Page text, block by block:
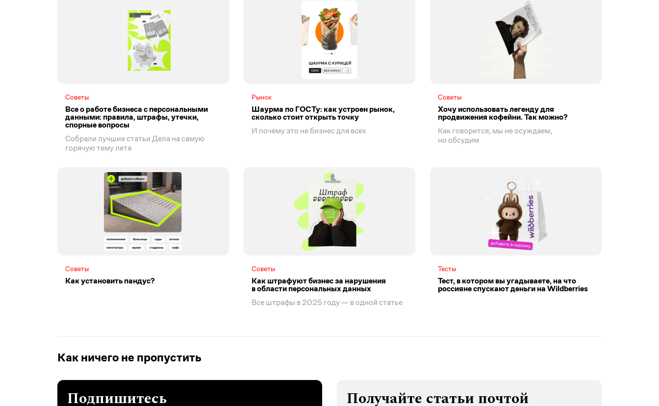
Советы
Все о работе бизнеса с персональными
данными: правила, штрафы, утечки,
спорные вопросы
Собрали лучшие статьи Дела на самую
горячую тему лета
Рынок
Шаурма по ГОСТу: как устроен рынок,
сколько стоит открыть точку
И почему это не бизнес для всех
Советы
Хочу использовать легенду для
продвижения кофейни. Так можно?
Как говорится, мы не осуждаем,
но обсудим
Советы
Как установить пандус?
Советы
Как штрафуют бизнес за нарушения
в области персональных данных
Все штрафы в 2025 году — в одной статье
Тесты
Тест, в котором вы угадываете, на что
россияне спускают деньги на Wildberries
Как ничего не пропустить
Подпишитесь Получайте статьи почтой